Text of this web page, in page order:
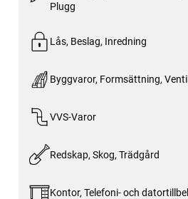
Plugg
Lås, Beslag, Inredning
Byggvaror, Formsättning,
VVS-Varor
Redskap, Skog, Trädgård
Kontor, Telefoni- och